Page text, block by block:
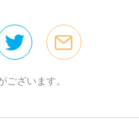
ざいます。